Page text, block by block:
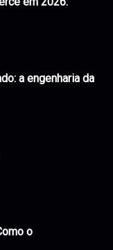
a engenharia da
o